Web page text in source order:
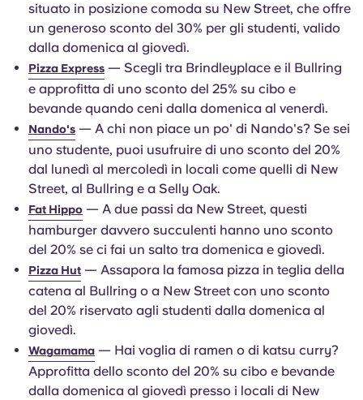
situato in posizione comoda su New Street, che offre
un generoso sconto del 30% per gli studenti, valido
dalla domenica al giovedì.
Pizza Express — Scegli tra Brindleyplace e il Bullring
e approfitta di uno sconto del 25% su cibo e
bevande quando ceni dalla domenica al venerdì.
Nando's — A chi non piace un po' di Nando's? Se sei
uno studente, puoi usufruire di uno sconto del 20%
dal lunedì al mercoledì in locali come quelli di New
Street, al Bullring e a Selly Oak.
Fat Hippo — A due passi da New Street, questi
hamburger davvero succulenti hanno uno sconto
del 20% se ci fai un salto tra domenica e giovedì.
Pizza Hut — Assapora la famosa pizza in teglia della
catena al Bullring o a New Street con uno sconto
del 20% riservato agli studenti dalla domenica al
giovedì.
Wagamama — Hai voglia di ramen o di katsu curry?
Approfitta dello sconto del 20% su cibo e bevande
dalla domenica al giovedì presso i locali di New